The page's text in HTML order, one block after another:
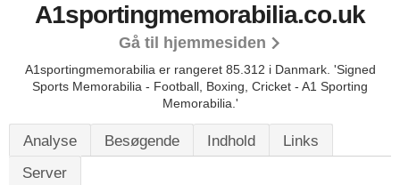
A1sportingmemorabilia.co.uk
Gå til hjemmesiden
A1sportingmemorabilia er rangeret 85.312 i Danmark. 'Signed
Sports Memorabilia - Football, Boxing, Cricket - A1 Sporting
Memorabilia.'
Analyse Besøgende Indhold
Links
Server